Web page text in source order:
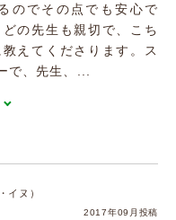
のでその点でも安心で
の先生も親切で、こち
えてくださります。ス
で、先生、...
イヌ）
2017年09月投稿